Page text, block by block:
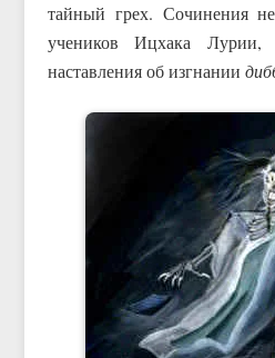
тайный грех. Сочинения
учеников Ицхака Лурии,
наставления об изгнании